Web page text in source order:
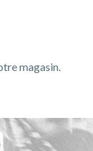
magasin.